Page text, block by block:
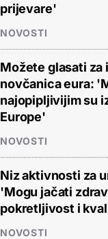
prijevare'
NOVOSTI
Možete glasati za
novčanica eura:
najopipljivijim su
Europe'
NOVOSTI
Niz aktivnosti za
'Mogu jačati
pokretljivost i
NOVOSTI